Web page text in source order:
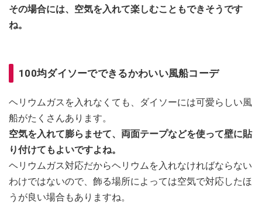
その場合には、空気を入れて楽しむこともできそうです
ね。
100均ダイソーでできるかわいい風船コーデ
ヘリウムガスを入れなくても、ダイソーには可愛らしい風
船がたくさんあります。
空気を入れて膨らませて、両面テープなどを使って壁に貼
り付けてもよいですよね。
ヘリウムガス対応だからヘリウムを入れなければならない
わけではないので、飾る場所によっては空気で対応したほ
うが良い場合もありますね。